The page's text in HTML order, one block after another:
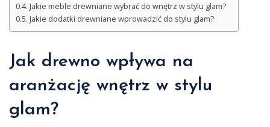
Jakie meble drewniane wybrać do wnętrz w stylu glam?
Jakie dodatki drewniane wprowadzić do stylu glam?
Jak drewno wpływa na
aranżację wnętrz w stylu
glam?